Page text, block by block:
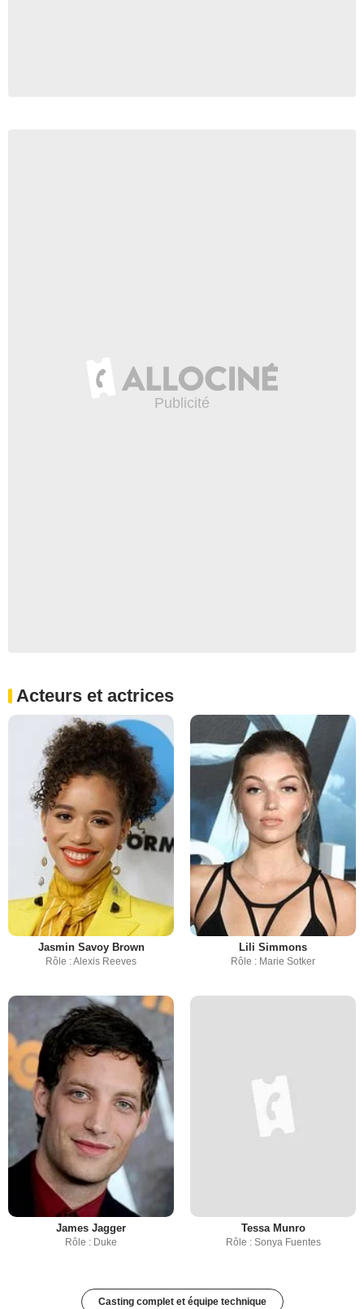
Acteurs et actrices
Jasmin Savoy Brown
Rôle : Alexis Reeves
Lili Simmons
Rôle : Marie Sotker
James Jagger
Rôle : Duke
Tessa Munro
Rôle : Sonya Fuentes
Casting complet et équipe technique